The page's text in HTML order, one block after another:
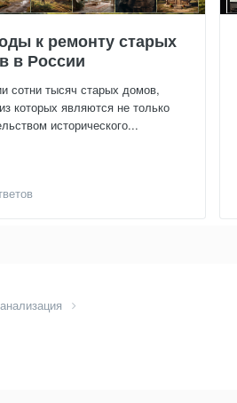
к ремонту старых
в России
сотни тысяч старых домов,
которых являются не только
исторического...